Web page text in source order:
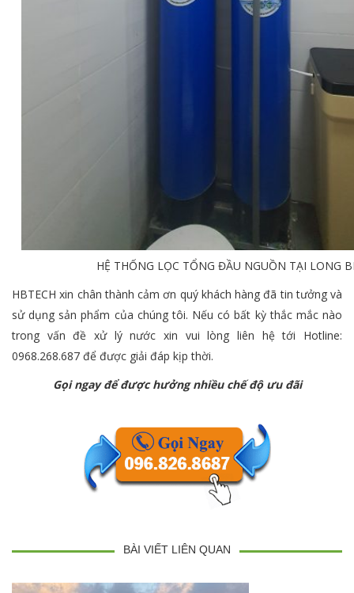
HỆ THỐNG LỌC TỔNG ĐẦU NGUỒN TẠI LONG
HBTECH xin chân thành cảm ơn quý khách hàng đã tin tưởng và
sử dụng sản phẩm của chúng tôi. Nếu có bất kỳ thắc mắc nào
trong vấn đề xử lý nước xin vui lòng liên hệ tới Hotline:
0968.268.687 để được giải đáp kịp thời.
Gọi ngay để được hưởng nhiều chế độ ưu đãi
BÀI VIẾT LIÊN QUAN